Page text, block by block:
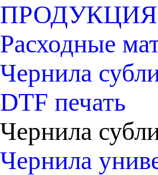
Расходные
Чернила
DTF печать
Чернила
Чернила